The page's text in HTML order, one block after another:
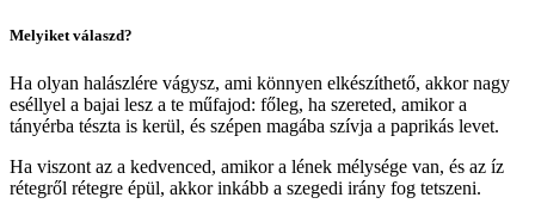
Melyiket válaszd?
Ha olyan halászlére vágysz, ami könnyen elkészíthető, akkor nagy
eséllyel a bajai lesz a te műfajod: főleg, ha szereted, amikor a
tányérba tészta is kerül, és szépen magába szívja a paprikás levet.
Ha viszont az a kedvenced, amikor a lének mélysége van, és az íz
rétegről rétegre épül, akkor inkább a szegedi irány fog tetszeni.